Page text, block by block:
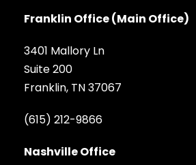
Franklin Office (Main Office)
3401 Mallory Ln
Suite 200
Franklin, TN 37067
(615) 212-9866
Nashville Office